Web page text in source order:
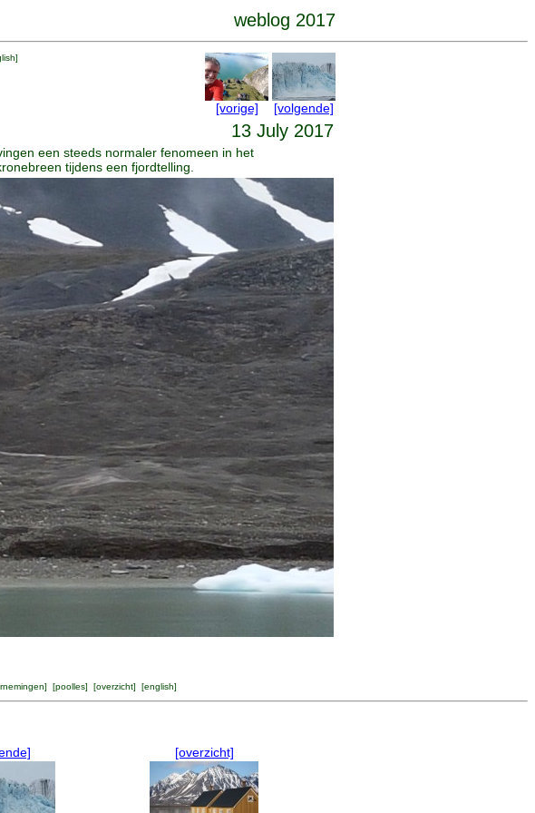
weblog 2017
]
[vorige] [volgende]
13 July 2017
een steeds normaler fenomeen in het
tijdens een fjordtelling.
] [poolles] [overzicht] [english]
[overzicht]